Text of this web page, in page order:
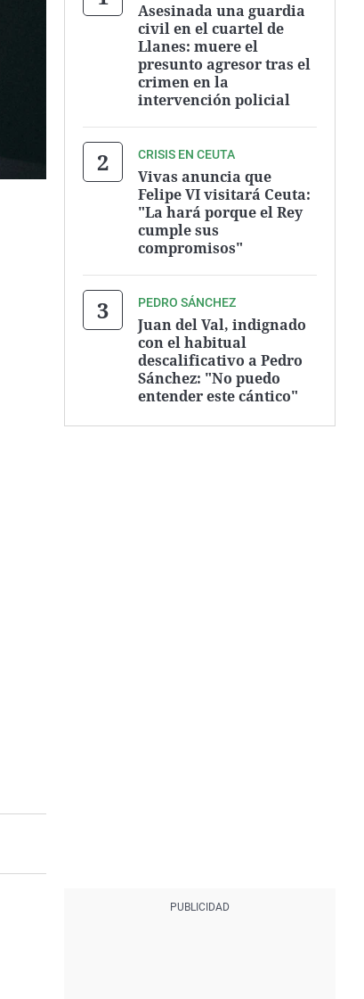
Asesinada una guardia
civil en el cuartel de
Llanes: muere el
presunto agresor tras el
crimen en la
intervención policial
CRISIS EN CEUTA
Vivas anuncia que
Felipe VI visitará Ceuta:
"La hará porque el Rey
cumple sus
compromisos"
PEDRO SÁNCHEZ
Juan del Val, indignado
con el habitual
descalificativo a Pedro
Sánchez: "No puedo
entender este cántico"